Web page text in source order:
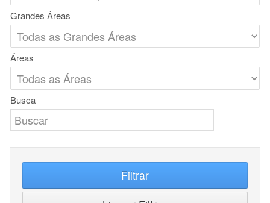
Grandes Áreas
Áreas
Busca
Filtrar